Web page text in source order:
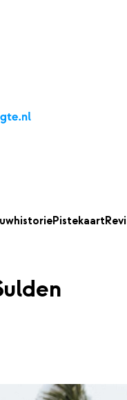
Pistekaart